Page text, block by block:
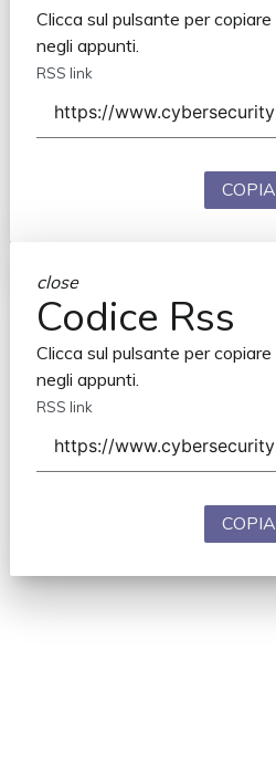
Clicca sul pulsante per copiare
negli appunti.
RSS link
close
Codice Rss
Clicca sul pulsante per copiare
negli appunti.
RSS link